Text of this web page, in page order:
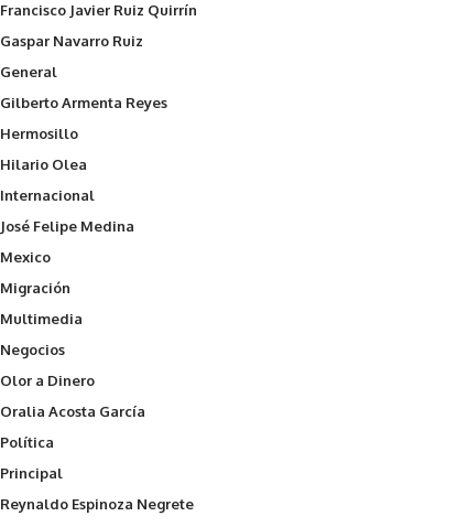
Francisco Javier Ruiz Quirrín
Gaspar Navarro Ruiz
General
Gilberto Armenta Reyes
Hermosillo
Hilario Olea
Internacional
José Felipe Medina
Mexico
Migración
Multimedia
Negocios
Olor a Dinero
Oralia Acosta García
Política
Principal
Reynaldo Espinoza Negrete